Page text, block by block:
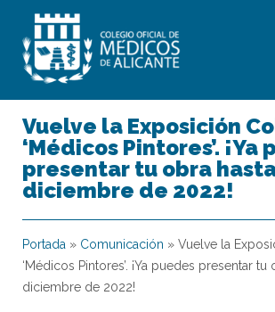
Vuelve la Exposición
‘Médicos Pintores’. ¡Ya
presentar tu obra
diciembre de 2022!
Portada » Comunicación » Vuelve la
‘Médicos Pintores’. ¡Ya puedes presentar
diciembre de 2022!